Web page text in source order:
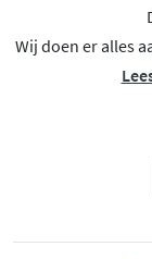
Wij doen er alles